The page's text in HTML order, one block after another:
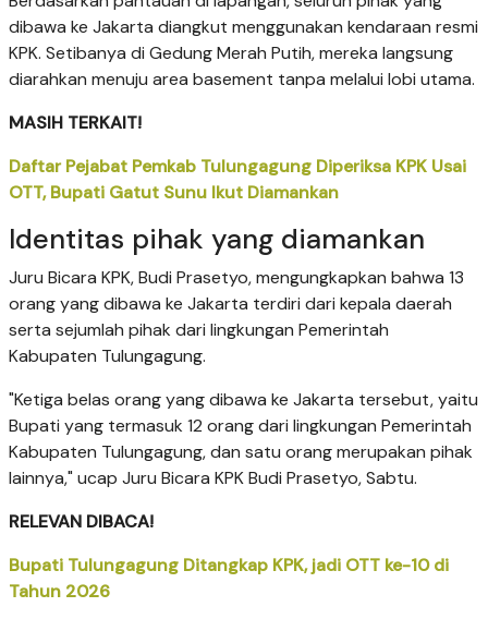
dibawa ke Jakarta diangkut menggunakan kendaraan resmi
KPK. Setibanya di Gedung Merah Putih, mereka langsung
diarahkan menuju area basement tanpa melalui lobi utama.
MASIH TERKAIT!
Daftar Pejabat Pemkab Tulungagung Diperiksa KPK Usai
OTT, Bupati Gatut Sunu Ikut Diamankan
Identitas pihak yang diamankan
Juru Bicara KPK, Budi Prasetyo, mengungkapkan bahwa 13
orang yang dibawa ke Jakarta terdiri dari kepala daerah
serta sejumlah pihak dari lingkungan Pemerintah
Kabupaten Tulungagung.
"Ketiga belas orang yang dibawa ke Jakarta tersebut, yaitu
Bupati yang termasuk 12 orang dari lingkungan Pemerintah
Kabupaten Tulungagung, dan satu orang merupakan pihak
lainnya," ucap Juru Bicara KPK Budi Prasetyo, Sabtu.
RELEVAN DIBACA!
Bupati Tulungagung Ditangkap KPK, jadi OTT ke-10 di
Tahun 2026